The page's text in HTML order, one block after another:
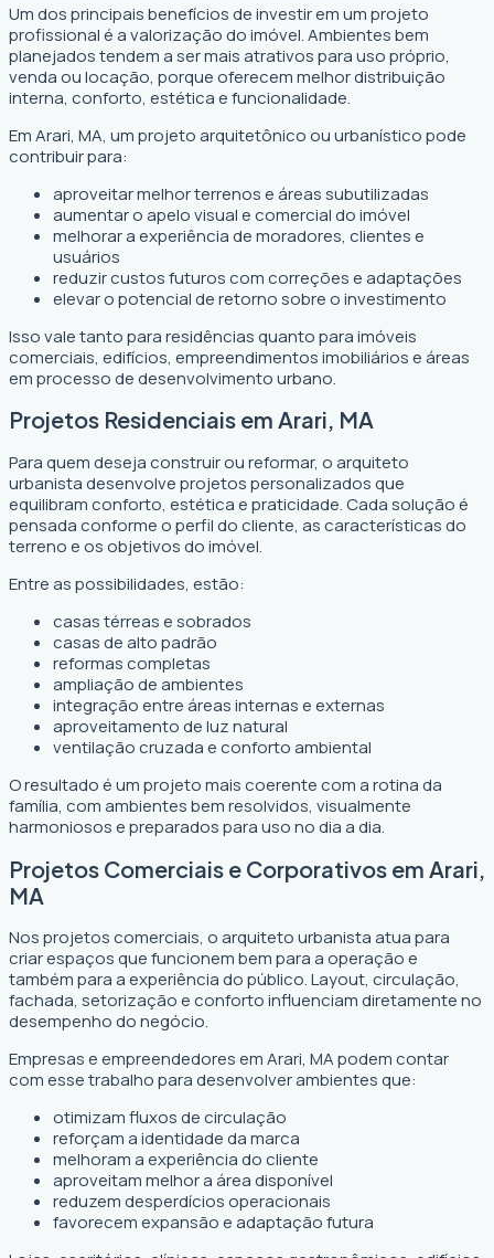
Um dos principais benefícios de investir em um projeto
profissional é a valorização do imóvel. Ambientes bem
planejados tendem a ser mais atrativos para uso próprio,
venda ou locação, porque oferecem melhor distribuição
interna, conforto, estética e funcionalidade.
Em Arari, MA, um projeto arquitetônico ou urbanístico pode
contribuir para:
aproveitar melhor terrenos e áreas subutilizadas
aumentar o apelo visual e comercial do imóvel
melhorar a experiência de moradores, clientes e
usuários
reduzir custos futuros com correções e adaptações
elevar o potencial de retorno sobre o investimento
Isso vale tanto para residências quanto para imóveis
comerciais, edifícios, empreendimentos imobiliários e áreas
em processo de desenvolvimento urbano.
Projetos Residenciais em Arari, MA
Para quem deseja construir ou reformar, o arquiteto
urbanista desenvolve projetos personalizados que
equilibram conforto, estética e praticidade. Cada solução é
pensada conforme o perfil do cliente, as características do
terreno e os objetivos do imóvel.
Entre as possibilidades, estão:
casas térreas e sobrados
casas de alto padrão
reformas completas
ampliação de ambientes
integração entre áreas internas e externas
aproveitamento de luz natural
ventilação cruzada e conforto ambiental
O resultado é um projeto mais coerente com a rotina da
família, com ambientes bem resolvidos, visualmente
harmoniosos e preparados para uso no dia a dia.
Projetos Comerciais e Corporativos em Arari,
MA
Nos projetos comerciais, o arquiteto urbanista atua para
criar espaços que funcionem bem para a operação e
também para a experiência do público. Layout, circulação,
fachada, setorização e conforto influenciam diretamente no
desempenho do negócio.
Empresas e empreendedores em Arari, MA podem contar
com esse trabalho para desenvolver ambientes que:
otimizam fluxos de circulação
reforçam a identidade da marca
melhoram a experiência do cliente
aproveitam melhor a área disponível
reduzem desperdícios operacionais
favorecem expansão e adaptação futura